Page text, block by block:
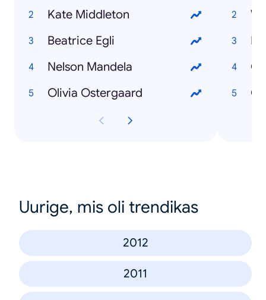
Kate Middleton
Beatrice Egli
Nelson Mandela
Olivia Ostergaard
Uurige, mis oli trendikas
2012
2011